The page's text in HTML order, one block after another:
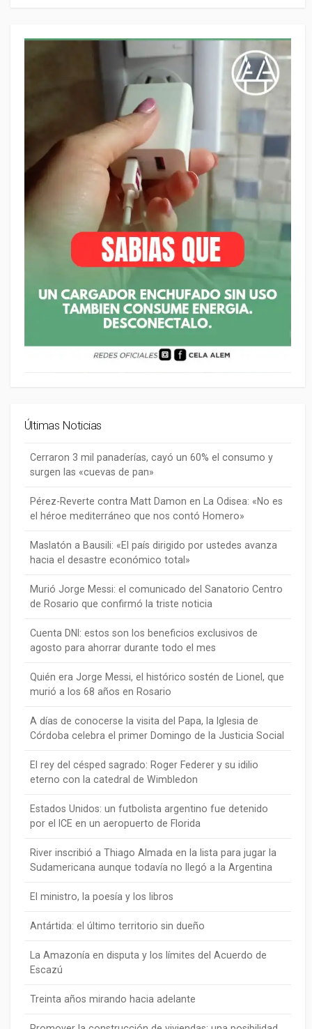
Últimas Noticias
Cerraron 3 mil panaderías, cayó un 60% el consumo y
surgen las «cuevas de pan»
Pérez-Reverte contra Matt Damon en La Odisea: «No es
el héroe mediterráneo que nos contó Homero»
Maslatón a Bausili: «El país dirigido por ustedes avanza
hacia el desastre económico total»
Murió Jorge Messi: el comunicado del Sanatorio Centro
de Rosario que confirmó la triste noticia
Cuenta DNI: estos son los beneficios exclusivos de
agosto para ahorrar durante todo el mes
Quién era Jorge Messi, el histórico sostén de Lionel, que
murió a los 68 años en Rosario
A días de conocerse la visita del Papa, la Iglesia de
Córdoba celebra el primer Domingo de la Justicia Social
El rey del césped sagrado: Roger Federer y su idilio
eterno con la catedral de Wimbledon
Estados Unidos: un futbolista argentino fue detenido
por el ICE en un aeropuerto de Florida
River inscribió a Thiago Almada en la lista para jugar la
Sudamericana aunque todavía no llegó a la Argentina
El ministro, la poesía y los libros
Antártida: el último territorio sin dueño
La Amazonía en disputa y los límites del Acuerdo de
Escazú
Treinta años mirando hacia adelante